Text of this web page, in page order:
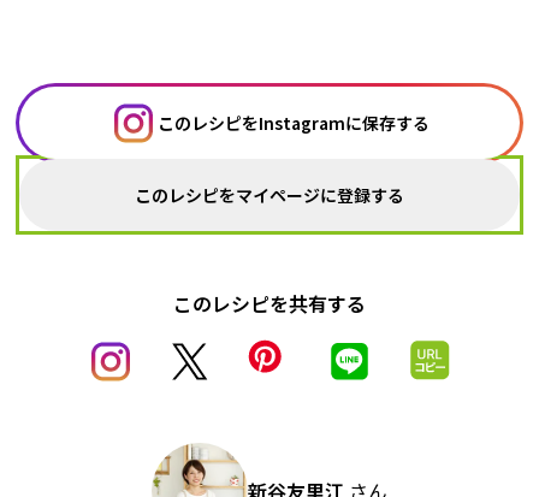
このレシピをInstagramに保存する
このレシピをマイページに登録する
このレシピを共有する